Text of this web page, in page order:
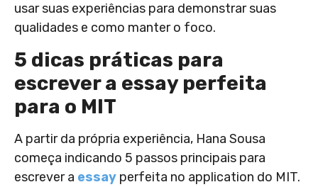
usar suas experiências para demonstrar suas
qualidades e como manter o foco.
5 dicas práticas para
escrever a essay perfeita
para o MIT
A partir da própria experiência, Hana Sousa
começa indicando 5 passos principais para
escrever a essay perfeita no application do MIT.